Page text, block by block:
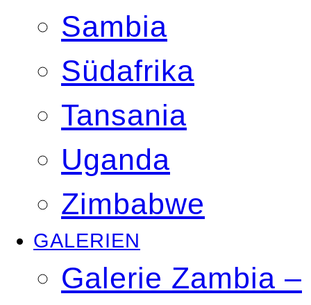
Sambia
Südafrika
Tansania
Uganda
Zimbabwe
GALERIEN
Galerie Zambia –